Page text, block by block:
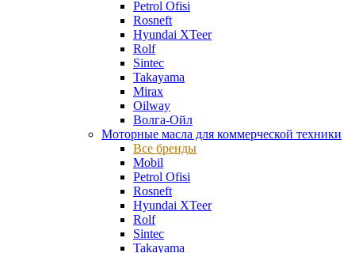
Petrol Ofisi
Rosneft
Hyundai XTeer
Rolf
Sintec
Takayama
Mirax
Oilway
Волга-Ойл
Моторные масла для коммерческой техники
Все бренды
Mobil
Petrol Ofisi
Rosneft
Hyundai XTeer
Rolf
Sintec
Takayama